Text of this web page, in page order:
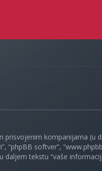
kompanijama (u
softver”,
tekstu “vaše